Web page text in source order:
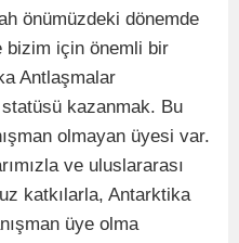
önümüzdeki dönemde
bizim için önemli bir
Antlaşmalar
kazanmak. Bu
olmayan üyesi var.
ve uluslararası
katkılarla, Antarktika
üye olma